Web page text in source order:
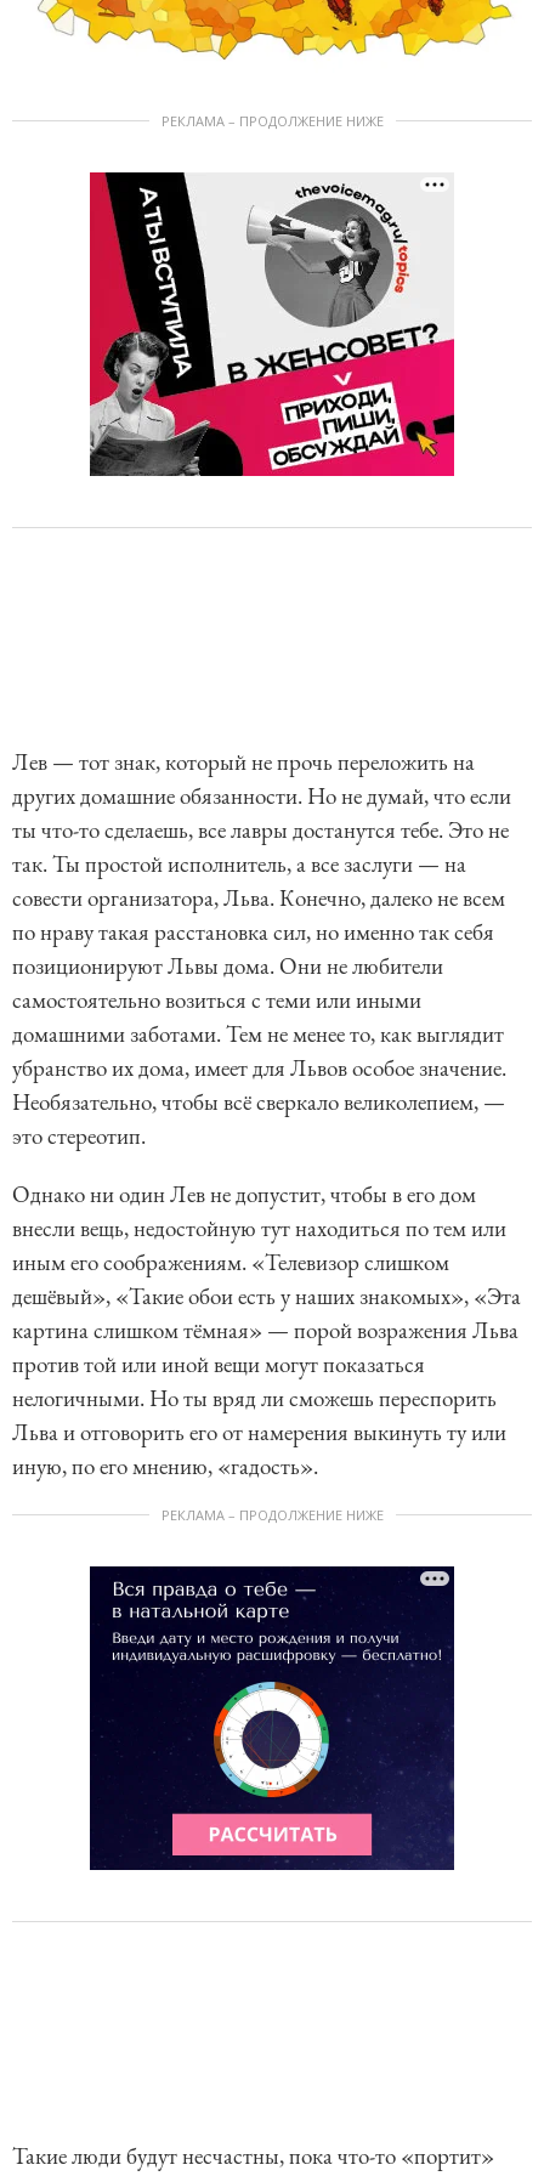
РЕКЛАМА – ПРОДОЛЖЕНИЕ НИЖЕ
Лев — тот знак, который не прочь переложить на
других домашние обязанности. Но не думай, что если
ты что-то сделаешь, все лавры достанутся тебе. Это не
так. Ты простой исполнитель, а все заслуги — на
совести организатора, Льва. Конечно, далеко не всем
по нраву такая расстановка сил, но именно так себя
позиционируют Львы дома. Они не любители
самостоятельно возиться с теми или иными
домашними заботами. Тем не менее то, как выглядит
убранство их дома, имеет для Львов особое значение.
Необязательно, чтобы всё сверкало великолепием, —
это стереотип.
Однако ни один Лев не допустит, чтобы в его дом
внесли вещь, недостойную тут находиться по тем или
иным его соображениям. «Телевизор слишком
дешёвый», «Такие обои есть у наших знакомых», «Эта
картина слишком тёмная» — порой возражения Льва
против той или иной вещи могут показаться
нелогичными. Но ты вряд ли сможешь переспорить
Льва и отговорить его от намерения выкинуть ту или
иную, по его мнению, «гадость».
РЕКЛАМА – ПРОДОЛЖЕНИЕ НИЖЕ
Такие люди будут несчастны, пока что-то «портит»